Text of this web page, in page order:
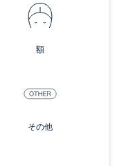
額
その他